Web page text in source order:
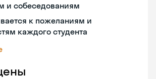
и собеседованиям
к пожеланиям и
каждого студента